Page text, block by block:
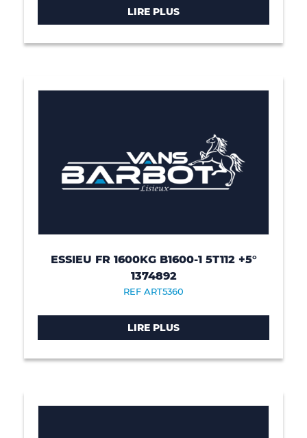
LIRE PLUS
ESSIEU FR 1600KG B1600-1 5T112 +5°
1374892
REF ART5360
LIRE PLUS